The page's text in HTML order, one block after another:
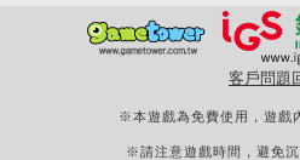
客戶問題
※本遊戲為免費使用，遊戲
※請注意遊戲時間，避免